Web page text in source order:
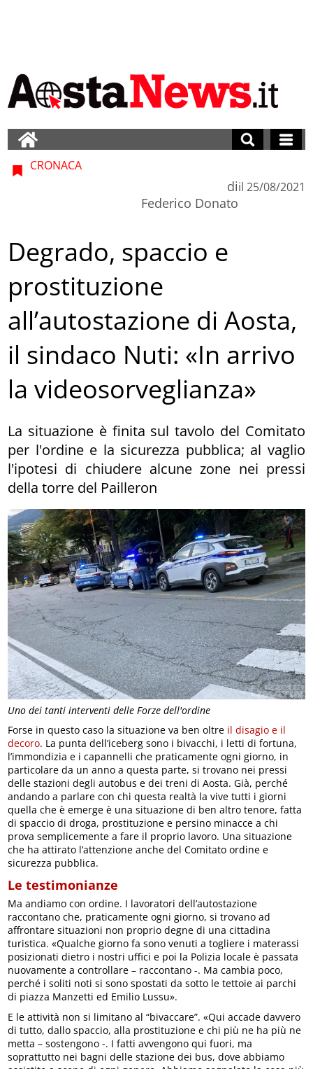
Uno dei tanti interventi delle Forze dell'ordine
CRONACA
di
Federico Donato
il 25/08/2021
Degrado, spaccio e
prostituzione
all’autostazione di Aosta,
il sindaco Nuti: «In arrivo
la videosorveglianza»
La situazione è finita sul tavolo del Comitato
per l'ordine e la sicurezza pubblica; al vaglio
l'ipotesi di chiudere alcune zone nei pressi
della torre del Pailleron
Forse in questo caso la situazione va ben oltre il disagio e il
decoro. La punta dell’iceberg sono i bivacchi, i letti di fortuna,
l’immondizia e i capannelli che praticamente ogni giorno, in
particolare da un anno a questa parte, si trovano nei pressi
delle stazioni degli autobus e dei treni di Aosta. Già, perché
andando a parlare con chi questa realtà la vive tutti i giorni
quella che è emerge è una situazione di ben altro tenore, fatta
di spaccio di droga, prostituzione e persino minacce a chi
prova semplicemente a fare il proprio lavoro. Una situazione
che ha attirato l’attenzione anche del Comitato ordine e
sicurezza pubblica.
Le testimonianze
Ma andiamo con ordine. I lavoratori dell’autostazione
raccontano che, praticamente ogni giorno, si trovano ad
affrontare situazioni non proprio degne di una cittadina
turistica. «Qualche giorno fa sono venuti a togliere i materassi
posizionati dietro i nostri uffici e poi la Polizia locale è passata
nuovamente a controllare – raccontano -. Ma cambia poco,
perché i soliti noti si sono spostati da sotto le tettoie ai parchi
di piazza Manzetti ed Emilio Lussu».
E le attività non si limitano al “bivaccare”. «Qui accade davvero
di tutto, dallo spaccio, alla prostituzione e chi più ne ha più ne
metta – sostengono -. I fatti avvengono qui fuori, ma
soprattutto nei bagni delle stazione dei bus, dove abbiamo